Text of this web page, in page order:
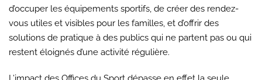
d’occuper les équipements sportifs, de créer des rendez-
vous utiles et visibles pour les familles, et d’offrir des
solutions de pratique à des publics qui ne partent pas ou qui
restent éloignés d’une activité régulière.